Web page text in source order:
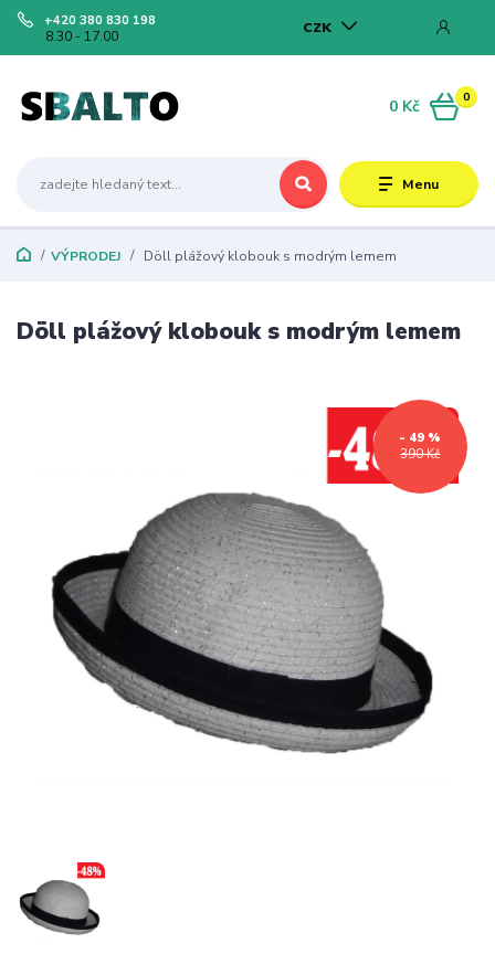
Menu
CZK
+420 380 830 198
8.30 - 17.00
0
0 Kč
VÝPRODEJ Döll plážový klobouk s modrým lemem
Döll plážový klobouk s modrým lemem
390 Kč
- 49 %